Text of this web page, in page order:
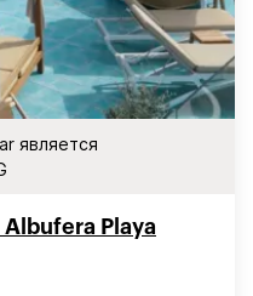
является
Playa